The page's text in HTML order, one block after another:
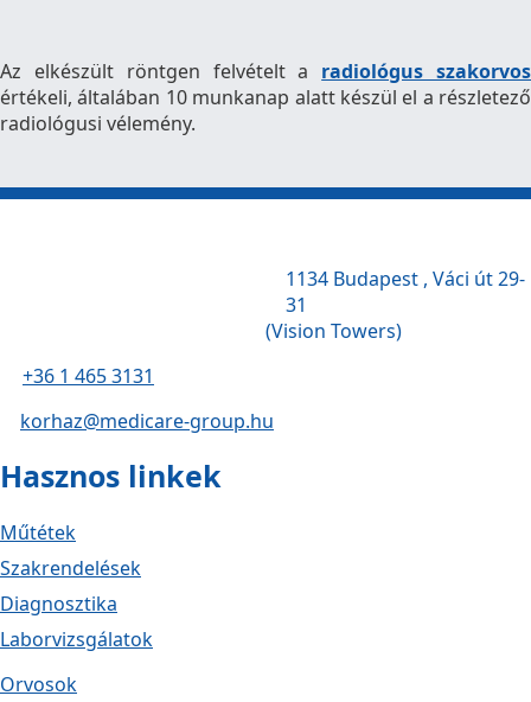
Az elkészült röntgen felvételt a radiológus szakorvos
értékeli, általában 10 munkanap alatt készül el a részletező
radiológusi vélemény.
1134 Budapest , Váci út 29-
31
(Vision Towers)
+36 1 465 3131
korhaz@medicare-group.hu
Hasznos linkek
Műtétek
Szakrendelések
Diagnosztika
Laborvizsgálatok
Orvosok